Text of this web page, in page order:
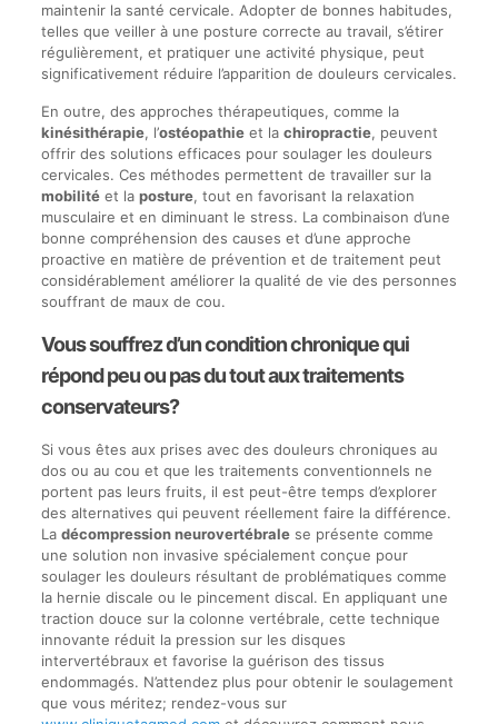
maintenir la santé cervicale. Adopter de bonnes habitudes,
telles que veiller à une posture correcte au travail, s’étirer
régulièrement, et pratiquer une activité physique, peut
significativement réduire l’apparition de douleurs cervicales.
En outre, des approches thérapeutiques, comme la
kinésithérapie, l’ostéopathieet la chiropractie, peuvent
offrir des solutions efficaces pour soulager les douleurs
cervicales. Ces méthodes permettent de travailler sur la
mobilitéet la posture, tout en favorisant la relaxation
musculaire et en diminuant le stress. La combinaison d’une
bonne compréhension des causes et d’une approche
proactive en matière de prévention et de traitement peut
considérablement améliorer la qualité de vie des personnes
souffrant de maux de cou.
Vous souffrez d’un condition chronique qui
répond peu ou pas du tout aux traitements
conservateurs?
Si vous êtes aux prises avec des douleurs chroniques au
dos ou au cou et que les traitements conventionnels ne
portent pas leurs fruits, il est peut-être temps d’explorer
des alternatives qui peuvent réellement faire la différence.
La décompression neurovertébralese présente comme
une solution non invasive spécialement conçue pour
soulager les douleurs résultant de problématiques comme
la hernie discale ou le pincement discal. En appliquant une
traction douce sur la colonne vertébrale, cette technique
innovante réduit la pression sur les disques
intervertébraux et favorise la guérison des tissus
endommagés. N’attendez plus pour obtenir le soulagement
que vous méritez; rendez-vous sur